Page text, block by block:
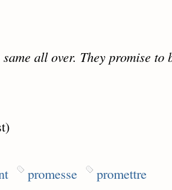
all over. They promise to
promesse promettre